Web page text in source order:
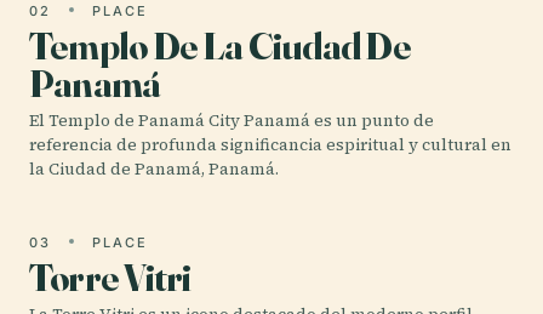
02 PLACE
Templo De La Ciudad De
Panamá
El Templo de Panamá City Panamá es un punto de
referencia de profunda significancia espiritual y cultural en
la Ciudad de Panamá, Panamá.
03 PLACE
Torre Vitri